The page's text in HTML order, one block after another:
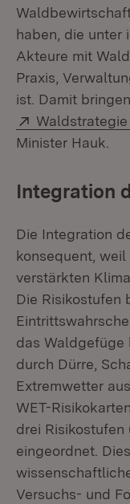
haben, die unter
Akteure mit
Praxis,
ist. Damit
Extern:
Minister Hauk.
Integration
Die Integration
konsequent,
verstärkten
Die Risikostufen
das Waldgefüge
durch Dürre,
Extremwetter
WET-
drei
eingeordnet.
Versuchs- und